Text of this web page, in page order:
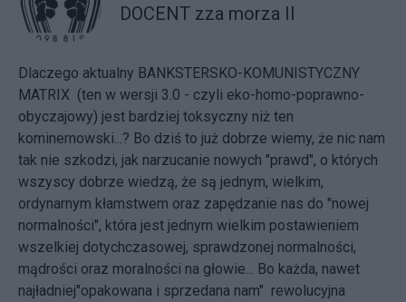
DOCENT zza morza II
Dlaczego aktualny BANKSTERSKO-KOMUNISTYCZNY
MATRIX (ten w wersji 3.0 - czyli eko-homo-poprawno-
obyczajowy) jest bardziej toksyczny niż ten
kominernowski...? Bo dziś to już dobrze wiemy, że nic nam
tak nie szkodzi, jak narzucanie nowych "prawd", o których
wszyscy dobrze wiedzą, że są jednym, wielkim,
ordynarnym kłamstwem oraz zapędzanie nas do "nowej
normalności", która jest jednym wielkim postawieniem
wszelkiej dotychczasowej, sprawdzonej normalności,
mądrości oraz moralności na głowie... Bo każda, nawet
najładniej"opakowana i sprzedana nam" rewolucyjna